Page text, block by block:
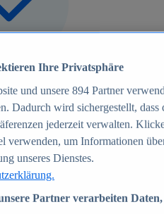
mehr als 39.000 Online-Shops
Ihre Privatsphäre
und unsere 894 Partner
Dadurch wird sichergestellt,
jederzeit verwalten.
verwenden, um Informationen
unseres Dienstes.
Partner verarbeiten